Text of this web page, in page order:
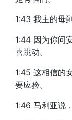
1:43 我主的母
1:44 因为你问
喜跳动。
1:45 这相信的
要应验。
1:46 马利亚说